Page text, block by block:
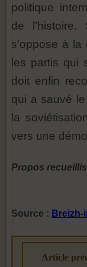
politique
de l’histoire.
s’oppose à
les partis qui
doit enfin
qui a sauvé
la
vers une
Propos
Source : Breizh-
Article